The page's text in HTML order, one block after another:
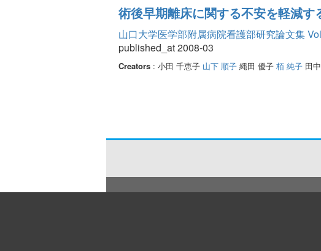
術後早期離床に関する不安を軽減す
山口大学医学部附属病院看護部研究論文集
published_at 2008-03
Creators : 小田 千恵子 山下 順子 縄田 優子 栢 純子 田